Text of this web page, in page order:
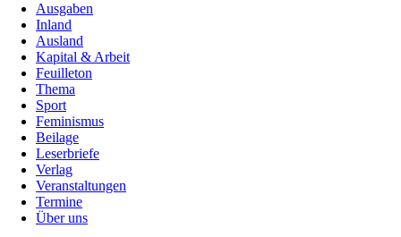
Ausgaben
Inland
Ausland
Kapital & Arbeit
Feuilleton
Thema
Sport
Feminismus
Beilage
Leserbriefe
Verlag
Veranstaltungen
Termine
Über uns